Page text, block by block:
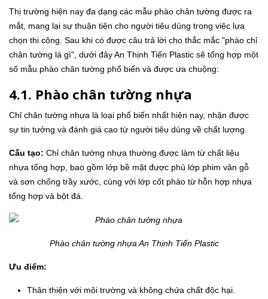
Thị trường hiện nay đa dạng các mẫu phào chân tường được ra
mắt, mang lại sự thuận tiện cho người tiêu dùng trong việc lựa
chọn thi công. Sau khi có được câu trả lời cho thắc mắc "phào chỉ
chân tường là gì", dưới đây An Thịnh Tiến Plastic sẽ tổng hợp một
số mẫu phào chân tường phổ biến và được ưa chuộng:
4.1. Phào chân tường nhựa
Chỉ chân tường nhựa là loại phổ biến nhất hiện nay, nhận được
sự tin tưởng và đánh giá cao từ người tiêu dùng về chất lượng.
Cấu tạo: Chỉ chân tường nhựa thường được làm từ chất liệu
nhựa tổng hợp, bao gồm lớp bề mặt được phủ lớp phim vân gỗ
và sơn chống trầy xước, cùng với lớp cốt phào từ hỗn hợp nhựa
tổng hợp và bột đá.
Phào chân tường nhựa An Thịnh Tiến Plastic
Ưu điểm:
Thân thiện với môi trường và không chứa chất độc hại.